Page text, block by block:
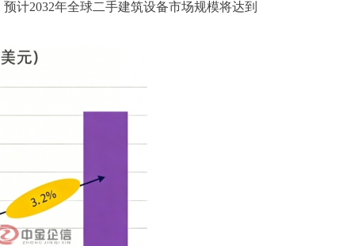
预计2032年全球二手建筑设备市场规模将达到